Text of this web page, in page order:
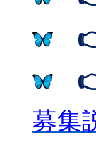
募集